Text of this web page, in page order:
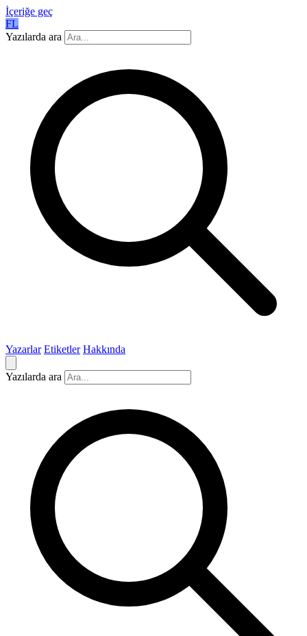
İçeriğe geç
FL
Yazılarda ara
Yazarlar Etiketler Hakkında
Yazılarda ara